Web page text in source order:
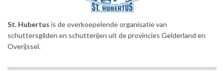
St. Hubertus is de overkoepelende organisatie van
schuttersgilden en schutterijen uit de provincies Gelderland en
Overijssel.